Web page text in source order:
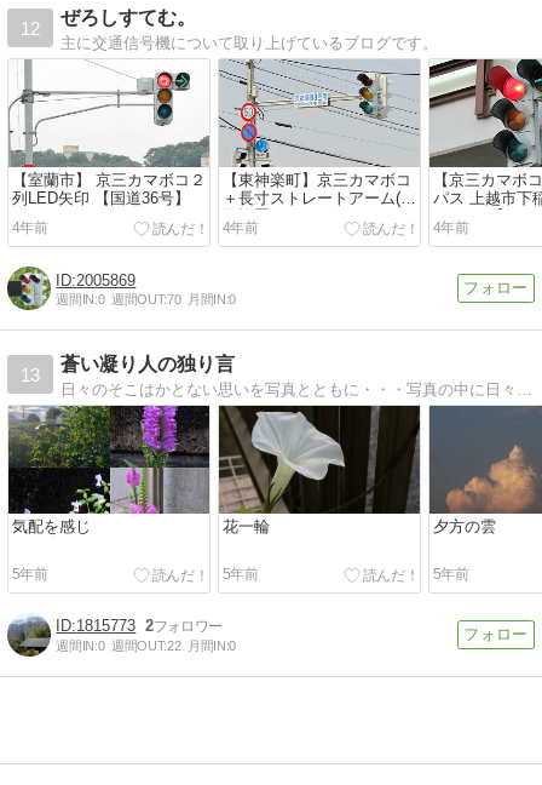
12
ぜろしすてむ。
主に交通信号機について取り上げているブログです。
【室蘭市】 京三カマボコ２
列LED矢印 【国道36号】
4年前
【東神楽町】京三カマボコ
＋長寸ストレートアーム(両
面設置)
4年前
【京三カマボ
パス 上越市下
ツレンズ】
4年前
2005869
週間IN:0 週間OUT:70 月間IN:0
13
蒼い凝り人の独り言
気配を感じ
5年前
花一輪
5年前
夕方の雲
5年前
1815773 2
週間IN:0 週間OUT:22 月間IN:0